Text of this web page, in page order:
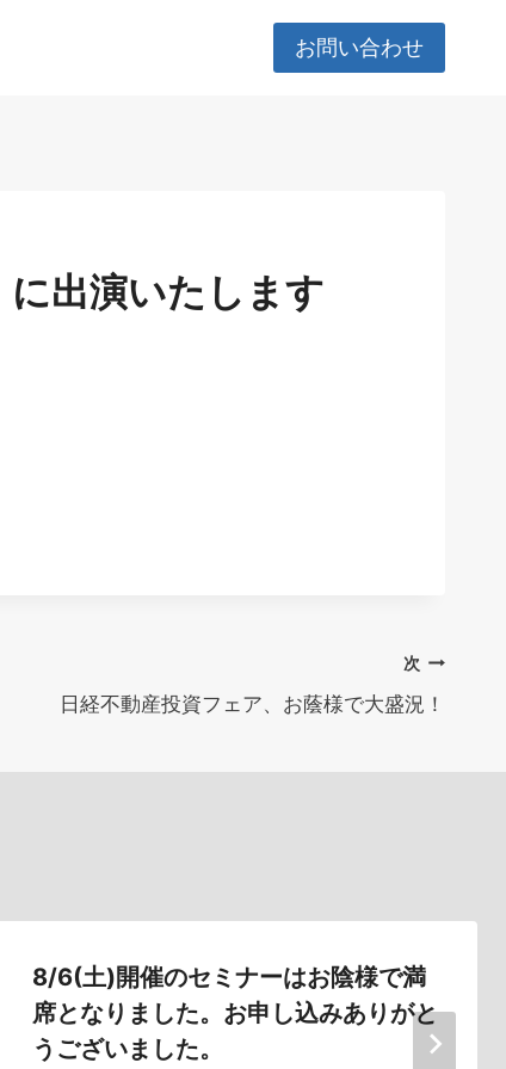
お問い合わせ
出演いたします
次
日経不動産投資フェア、お蔭様で大盛況！
8/6(土)開催のセミナーはお陰様で満
席となりました。お申し込みありがと
うございました。